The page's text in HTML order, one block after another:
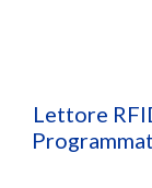
Lettore